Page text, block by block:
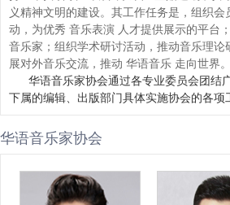
义精神文明的建设。其工作任务是，组织
动，为优秀 音乐表演 人才提供展示的平台
音乐家；组织学术研讨活动，推动音乐理
展对外音乐交流，推动 华语音乐 走向世界。
华语音乐家协会通过各专业委员会团结
下属的编辑、出版部门具体实施协会的各项
华语音乐家协会